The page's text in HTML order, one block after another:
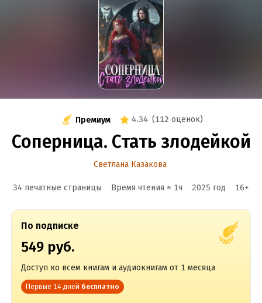
Премиум 4.34 (112 оценок)
Соперница. Стать злодейкой
Светлана Казакова
34 печатные страницы Время чтения ≈ 1ч 2025 год 16+
По подписке
549 руб.
Доступ ко всем книгам и аудиокнигам от 1 месяца
Первые 14 дней бесплатно